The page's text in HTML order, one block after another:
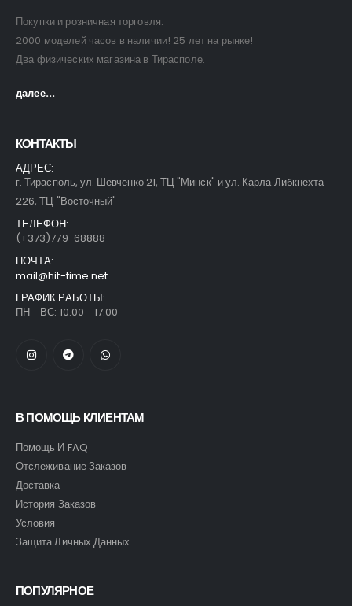
Покупки и розничная торговля.
2000 моделей часов в наличии! 25 лет на рынке!
Два физических магазина в Тирасполе.
далее...
КОНТАКТЫ
АДРЕС:
г. Тирасполь, ул. Шевченко 21, ТЦ "Минск" и ул. Карла Либкнехта
226, ТЦ "Восточный"
ТЕЛЕФОН:
(+373)779-68888
ПОЧТА:
mail@hit-time.net
ГРАФИК РАБОТЫ:
ПН - ВС: 10.00 - 17.00
В ПОМОЩЬ КЛИЕНТАМ
Помощь И FAQ
Отслеживание Заказов
Доставка
История Заказов
Условия
Защита Личных Данных
ПОПУЛЯРНОЕ